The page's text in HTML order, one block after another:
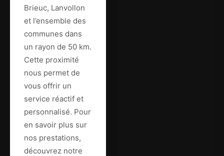
Brieuc, Lanvollon
et l’ensemble des
communes dans
un rayon de 50 km.
Cette proximité
nous permet de
vous offrir un
service réactif et
personnalisé. Pour
en savoir plus sur
nos prestations,
découvrez notre